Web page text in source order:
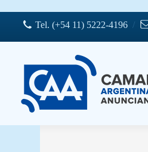
al
contenidoTel. (+54 11) 5222-4196/